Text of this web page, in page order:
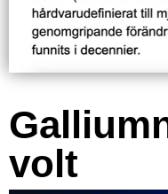
volt